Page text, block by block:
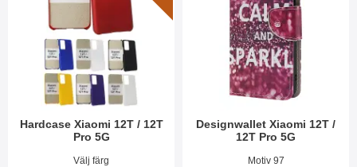
Hardcase Xiaomi 12T / 12T
Pro 5G
Art. nr 45255Välj färg
Designwallet Xiaomi 12T /
12T Pro 5G
Art. nr 45312Motiv 97